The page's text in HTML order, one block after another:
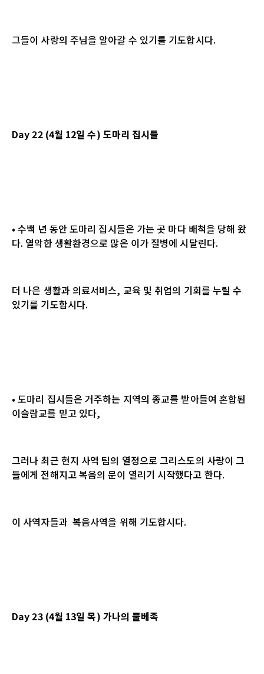
그들이 사랑의 주님을 알아갈 수 있기를 기도합시다.
Day 22 (4월 12일 수) 도마리 집시들
• 수백 년 동안 도마리 집시들은 가는 곳 마다 배척을 당해 왔
다. 열악한 생활환경으로 많은 이가 질병에 시달린다.
더 나은 생활과 의료서비스, 교육 및 취업의 기회를 누릴 수
있기를 기도합시다.
• 도마리 집시들은 거주하는 지역의 종교를 받아들여 혼합된
이슬람교를 믿고 있다,
그러나 최근 현지 사역 팀의 열정으로 그리스도의 사랑이 그
들에게 전해지고 복음의 문이 열리기 시작했다고 한다.
이 사역자들과 복음사역을 위해 기도합시다.
Day 23 (4월 13일 목) 가나의 풀베족